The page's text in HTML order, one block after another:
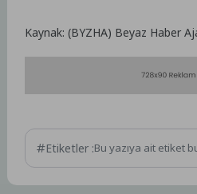
Kaynak: (BYZHA) Beyaz Haber
Etiketler :Bu yazıya ait etiket